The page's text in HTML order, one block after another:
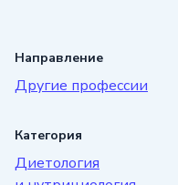
Направление
Другие профессии
Категория
Диетология